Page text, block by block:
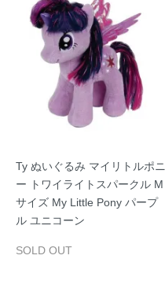
Ty ぬいぐるみ マイリトルポニ
ー トワイライトスパークル M
サイズ My Little Pony パープ
ル ユニコーン
SOLD OUT